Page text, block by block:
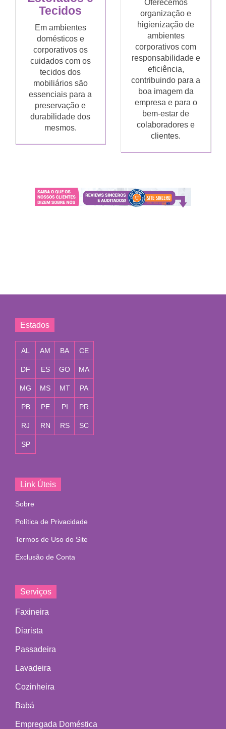
Tecidos
Em ambientes
domésticos e
corporativos os
cuidados com os
tecidos dos
mobiliários são
essenciais para a
preservação e
durabilidade dos
mesmos.
Oferecemos
organização e
higienização de
ambientes
corporativos com
responsabilidade e
eficiência,
contribuindo para a
boa imagem da
empresa e para o
bem-estar de
colaboradores e
clientes.
Estados
AL AM BA CE
DF ES GO MA
MG MS MT PA
PB PE PI PR
RJ RN RS SC
SP
Link Úteis
Sobre
Política de Privacidade
Termos de Uso do Site
Exclusão de Conta
Serviços
Faxineira
Diarista
Passadeira
Lavadeira
Cozinheira
Babá
Empregada Doméstica